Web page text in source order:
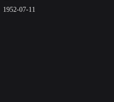
洛丽·纳尔逊
1952-07-11